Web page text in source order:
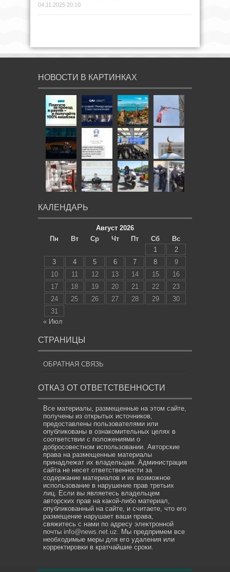
04.11.2025 20:10
НОВОСТИ В КАРТИНКАХ
КАЛЕНДАРЬ
Август 2026
Пн
Вт Ср Чт Пт Сб
Вс
1
2
3
4 5 6 7 8
9
10
11 12 13 14 15
16
17
18 19 20 21 22
23
24
25 26 27 28 29
30
31
« Июл
СТРАНИЦЫ
ОБРАТНАЯ СВЯЗЬ
ОТКАЗ ОТ ОТВЕТСТВЕННОСТИ
Все материалы, размещенные на этом сайте,
получены из открытых источников,
предоставлены пользователями или
опубликованы в ознакомительных целях в
соответствии с положениями о
добросовестном использовании. Авторские
права на размещенные материалы
принадлежат их владельцам. Администрация
сайта не несет ответственности за
содержание материалов и их возможное
использование в нарушение прав третьих
лиц. Если вы являетесь владельцем
авторских прав на какой-либо материал,
опубликованный на сайте, и считаете, что его
размещение нарушает ваши права,
свяжитесь с нами по адресу электронной
почты info@news.net.uz. Мы предпримем все
необходимые меры для его удаления или
корректировки в кратчайшие сроки.